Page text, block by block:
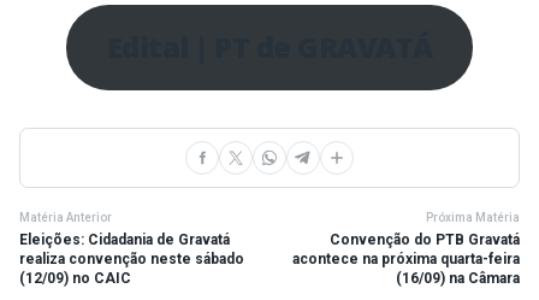
Matéria Anterior
Eleições: Cidadania de Gravatá
realiza convenção neste sábado
(12/09) no CAIC
Próxima Matéria
Convenção do PTB Gravatá
acontece na próxima quarta-feira
(16/09) na Câmara